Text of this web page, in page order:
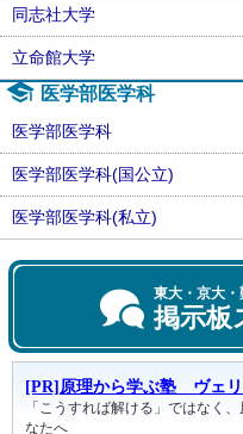
同志社大学
立命館大学
医学部医学科
医学部医学科
医学部医学科(国公立)
医学部医学科(私立)
東大・京大
掲示板